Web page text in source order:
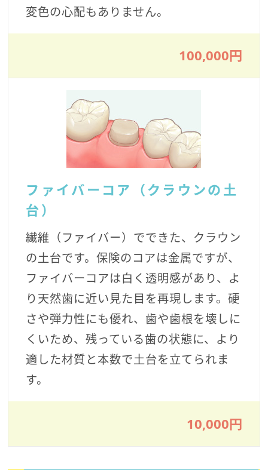
変色の心配もありません。
100,000円
ファイバーコア（クラウンの土
台）
繊維（ファイバー）でできた、クラウン
の土台です。保険のコアは金属ですが、
ファイバーコアは白く透明感があり、よ
り天然歯に近い見た目を再現します。硬
さや弾力性にも優れ、歯や歯根を壊しに
くいため、残っている歯の状態に、より
適した材質と本数で土台を立てられま
す。
10,000円